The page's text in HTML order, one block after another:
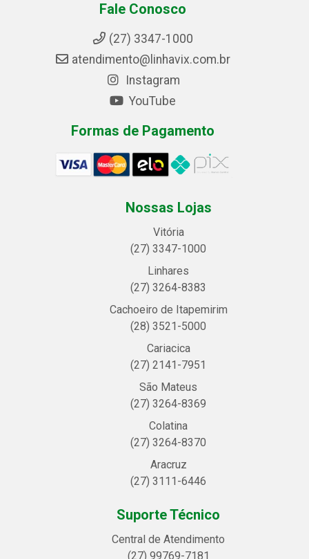
Fale Conosco
(27) 3347-1000
atendimento@linhavix.com.br
Instagram
YouTube
Formas de Pagamento
Nossas Lojas
Vitória
(27) 3347-1000
Linhares
(27) 3264-8383
Cachoeiro de Itapemirim
(28) 3521-5000
Cariacica
(27) 2141-7951
São Mateus
(27) 3264-8369
Colatina
(27) 3264-8370
Aracruz
(27) 3111-6446
Suporte Técnico
Central de Atendimento
(27) 99769-7181